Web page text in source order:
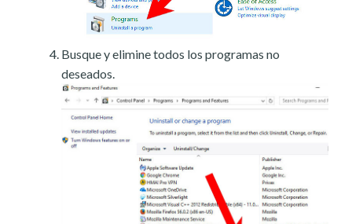
Busque y elimine todos los programas no
deseados.